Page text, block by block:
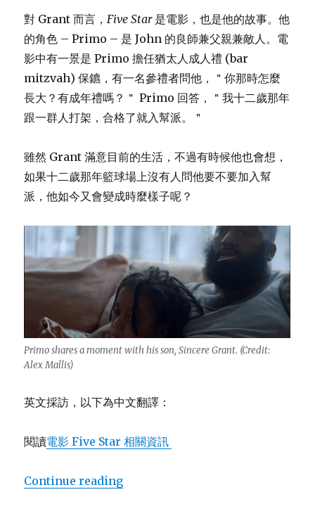
對 Grant 而言，Five Star是電影，也是他的故事。他
的角色 – Primo – 是 John 的良師兼父親兼敵人。電
影中有一景是 Primo 擔任猶太人成人禮 (bar
mitzvah) 保鑣，有一名參禮者問他，＂你那時怎麼
長大？有成年禮嗎？＂ Primo 回答，＂我十二歲那年
跟一群人打架，合格了就入幫派。＂
雖然 Grant 滿意目前的生活，不過有時候他也會想，
如果十二歲那年籃球場上沒有人問他要不要加入幫
派，他如今又會變成時麼樣子呢？
Primo shares a moment with his son, Sincere Grant. (Credit:
Alex Mallis)
英文採訪，以下為中文翻譯：
閱讀電影 Five Star 相關資訊
Continue reading